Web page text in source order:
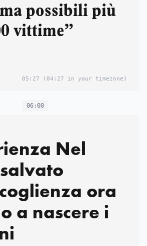
possibili più
vittime”
05:27 (04:27 in your timezone)
06:00
Nel
ora
a nascere i